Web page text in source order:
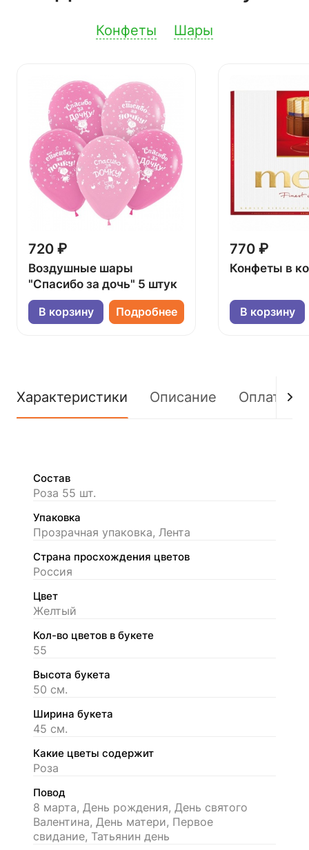
Конфеты Шары
720 ₽
Воздушные шары
"Спасибо за дочь" 5 штук
В корзину Подробнее
770 ₽
Конфеты в
В корзину
Характеристики Описание Оплата
Состав
Роза 55 шт.
Упаковка
Прозрачная упаковка, Лента
Страна просхождения цветов
Россия
Цвет
Желтый
Кол-во цветов в букете
55
Высота букета
50 см.
Ширина букета
45 см.
Какие цветы содержит
Роза
Повод
8 марта, День рождения, День святого
Валентина, День матери, Первое
свидание, Татьянин день